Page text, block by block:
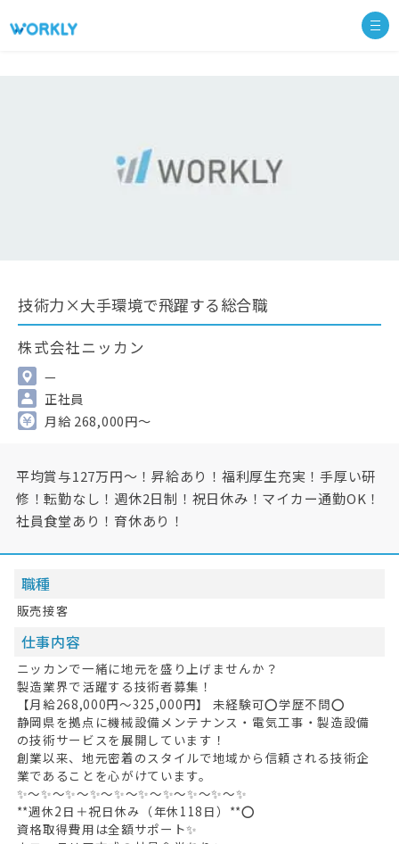
技術力×大手環境で飛躍する総合職
株式会社ニッカン
—
正社員
月給 268,000円～
平均賞与127万円～！昇給あり！福利厚生充実！手厚い研
修！転勤なし！週休2日制！祝日休み！マイカー通勤OK！
社員食堂あり！育休あり！
職種
販売接客
仕事内容
ニッカンで一緒に地元を盛り上げませんか？
製造業界で活躍する技術者募集！
【月給268,000円～325,000円】 未経験可⭕学歴不問⭕
静岡県を拠点に機械設備メンテナンス・電気工事・製造設備
の技術サービスを展開しています！
創業以来、地元密着のスタイルで地域から信頼される技術企
業であることを心がけています。
✨～✨～✨～✨～✨～✨～✨～✨～✨～✨
**週休2日＋祝日休み（年休118日）**⭕
資格取得費用は全額サポート✨